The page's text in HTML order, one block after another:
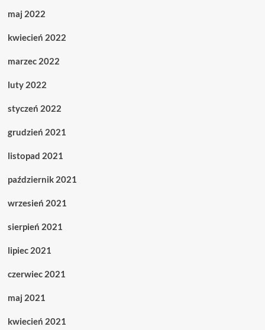
maj 2022
kwiecień 2022
marzec 2022
luty 2022
styczeń 2022
grudzień 2021
listopad 2021
październik 2021
wrzesień 2021
sierpień 2021
lipiec 2021
czerwiec 2021
maj 2021
kwiecień 2021